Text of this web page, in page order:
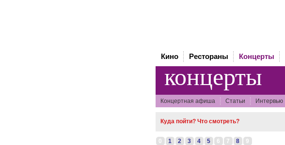
Кино Рестораны Концерты
концерты
Концертная афиша Статьи Интервью
Куда пойти? Что смотреть?
0 1 2 3 4 5 6 7 8
9